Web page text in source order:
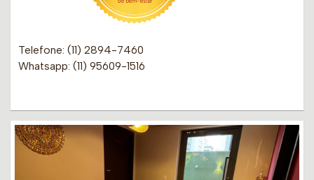
Telefone: (11) 2894-7460
Whatsapp: (11) 95609-1516